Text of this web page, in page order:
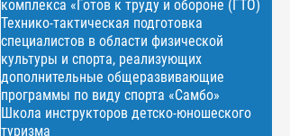
комплекса «Готов к труду и обороне (ГТО)
Технико-тактическая подготовка
специалистов в области физической
культуры и спорта, реализующих
дополнительные общеразвивающие
программы по виду спорта «Самбо»
Школа инструкторов детско-юношеского
туризма